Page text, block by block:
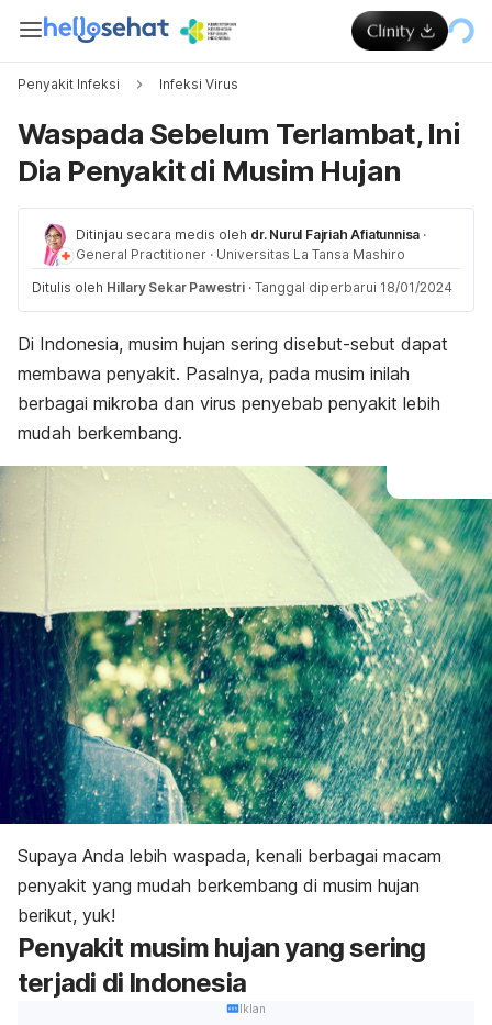
Penyakit Infeksi Infeksi Virus
Waspada Sebelum Terlambat, Ini
Dia Penyakit di Musim Hujan
Ditinjau secara medis oleh dr. Nurul Fajriah Afiatunnisa ·
General Practitioner · Universitas La Tansa Mashiro
Ditulis oleh Hillary Sekar Pawestri · Tanggal diperbarui 18/01/2024
Di Indonesia, musim hujan sering disebut-sebut dapat
membawa penyakit. Pasalnya, pada musim inilah
berbagai mikroba dan virus penyebab penyakit lebih
mudah berkembang.
Supaya Anda lebih waspada, kenali berbagai macam
penyakit yang mudah berkembang di musim hujan
berikut, yuk!
Penyakit musim hujan yang sering
terjadi di Indonesia
Iklan